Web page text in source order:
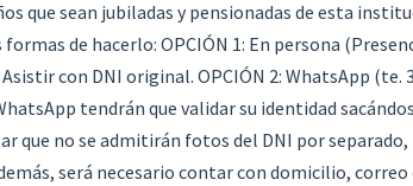
que sean jubiladas y pensionadas de esta
de hacerlo: OPCIÓN 1: En persona
con DNI original. OPCIÓN 2: WhatsApp (te.
tendrán que validar su identidad
que no se admitirán fotos del DNI por
será necesario contar con domicilio,